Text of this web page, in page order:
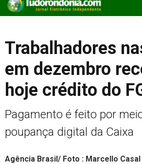
Trabalhadores
em dezembro
hoje crédito do
Pagamento é feito por
poupança digital da Caixa
Agência Brasil/ Foto : Marcello